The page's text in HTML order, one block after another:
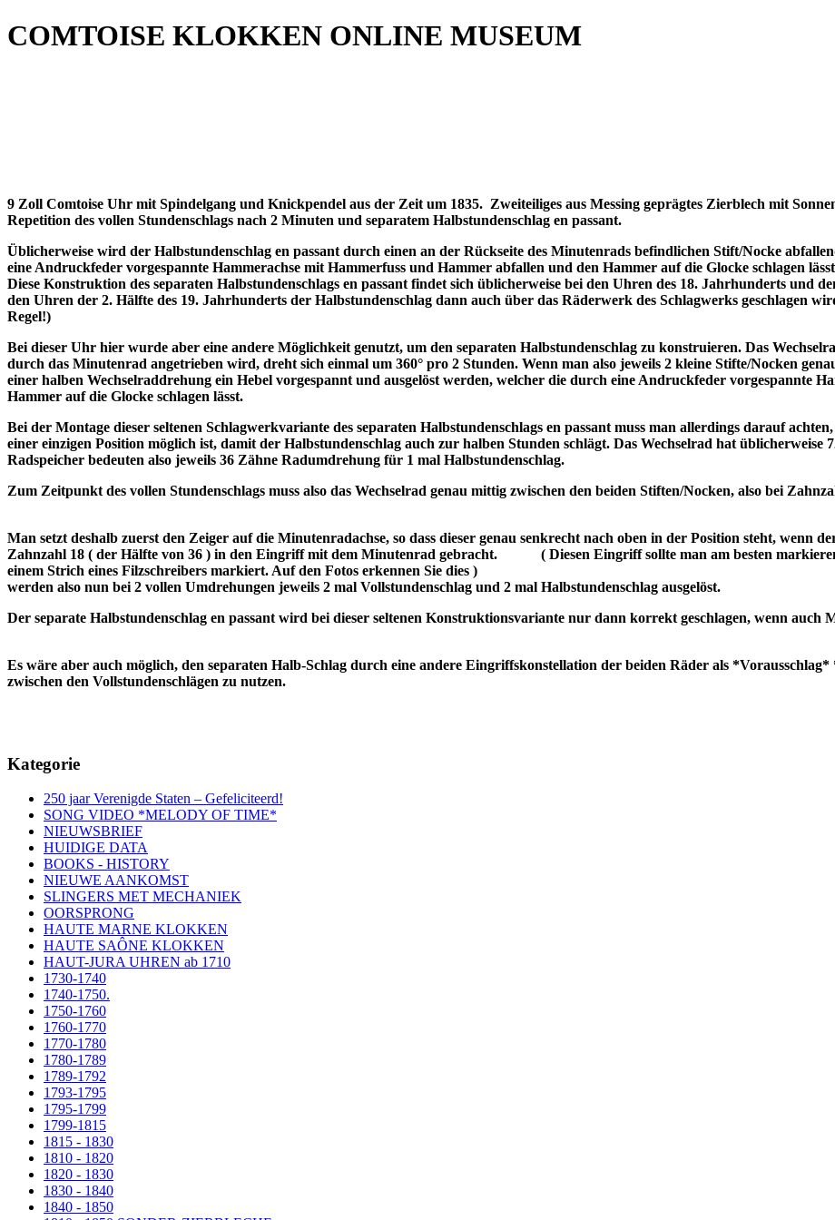
COMTOISE KLOKKEN ONLINE MUSEUM
9 Zoll Comtoise Uhr mit Spindelgang und Knickpendel aus der Zeit um 1835. Zweiteiliges aus Messing geprägtes Zierblech mit
Repetition des vollen Stundenschlags nach 2 Minuten und separatem Halbstundenschlag en passant.
Üblicherweise wird der Halbstundenschlag en passant durch einen an der Rückseite des Minutenrads befindlichen Stift/Nocke
eine Andruckfeder vorgespannte Hammerachse mit Hammerfuss und Hammer abfallen und den Hammer auf die Glocke schlagen
Diese Konstruktion des separaten Halbstundenschlags en passant findet sich üblicherweise bei den Uhren des 18. Jahrhunderts und
den Uhren der 2. Hälfte des 19. Jahrhunderts der Halbstundenschlag dann auch über das Räderwerk des Schlagwerks geschlagen
Regel!)
Bei dieser Uhr hier wurde aber eine andere Möglichkeit genutzt, um den separaten Halbstundenschlag zu konstruieren. Das
durch das Minutenrad angetrieben wird, dreht sich einmal um 360° pro 2 Stunden. Wenn man also jeweils 2 kleine Stifte/Nocken
einer halben Wechselraddrehung ein Hebel vorgespannt und ausgelöst werden, welcher die durch eine Andruckfeder vorgespannte
Hammer auf die Glocke schlagen lässt.
Bei der Montage dieser seltenen Schlagwerkvariante des separaten Halbstundenschlags en passant muss man allerdings darauf
einer einzigen Position möglich ist, damit der Halbstundenschlag auch zur halben Stunden schlägt. Das Wechselrad hat üblicherweise
Radspeicher bedeuten also jeweils 36 Zähne Radumdrehung für 1 mal Halbstundenschlag.
Zum Zeitpunkt des vollen Stundenschlags muss also das Wechselrad genau mittig zwischen den beiden Stiften/Nocken, also bei
Man setzt deshalb zuerst den Zeiger auf die Minutenradachse, so dass dieser genau senkrecht nach oben in der Position steht, wenn
Zahnzahl 18 ( der Hälfte von 36 ) in den Eingriff mit dem Minutenrad gebracht.
( Diesen Eingriff sollte man am besten
einem Strich eines Filzschreibers markiert. Auf den Fotos erkennen Sie dies )
werden also nun bei 2 vollen Umdrehungen jeweils 2 mal Vollstundenschlag und 2 mal Halbstundenschlag ausgelöst.
Der separate Halbstundenschlag en passant wird bei dieser seltenen Konstruktionsvariante nur dann korrekt geschlagen, wenn
Es wäre aber auch möglich, den separaten Halb-Schlag durch eine andere Eingriffskonstellation der beiden Räder als
zwischen den Vollstundenschlägen zu nutzen.
Kategorie
250 jaar Verenigde Staten – Gefeliciteerd!
SONG VIDEO *MELODY OF TIME*
NIEUWSBRIEF
HUIDIGE DATA
BOOKS - HISTORY
NIEUWE AANKOMST
SLINGERS MET MECHANIEK
OORSPRONG
HAUTE MARNE KLOKKEN
HAUTE SAÔNE KLOKKEN
HAUT-JURA UHREN ab 1710
1730-1740
1740-1750.
1750-1760
1760-1770
1770-1780
1780-1789
1789-1792
1793-1795
1795-1799
1799-1815
1815 - 1830
1810 - 1820
1820 - 1830
1830 - 1840
1840 - 1850